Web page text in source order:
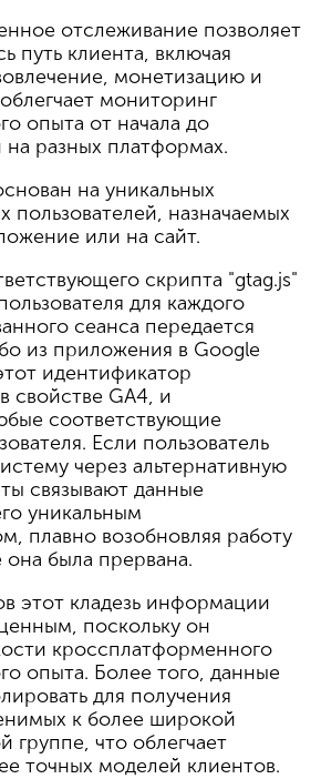
отслеживание позволяет
путь клиента, включая
монетизацию и
мониторинг
опыта от начала до
разных платформах.
на уникальных
пользователей, назначаемых
или на сайт.
скрипта "gtag.js"
для каждого
сеанса передается
из приложения в Google
идентификатор
свойстве GA4, и
соответствующие
Если пользователь
через альтернативную
связывают данные
уникальным
плавно возобновляя работу
она была прервана.
этот кладезь информации
поскольку он
кроссплатформенного
опыта. Более того, данные
для получения
к более широкой
группе, что облегчает
точных моделей клиентов.